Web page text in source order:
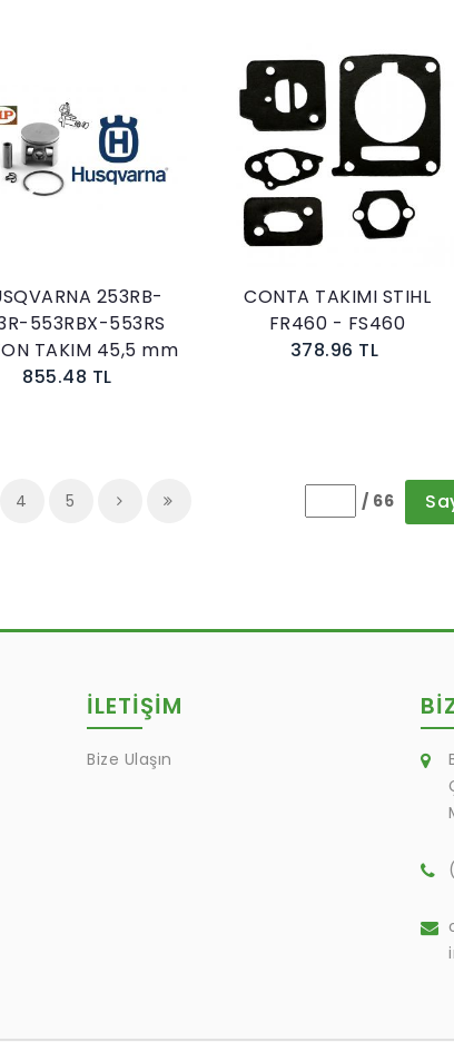
Sepete Ekle
253RB-
553RBX-553RS
TAKIM 45,5 mm
855.48 TL
Sepete Ekle
CONTA TAKIMI STIHL
FR460 - FS460
378.96 TL
4 5 / 66
İLETİŞİM
Bize Ulaşın